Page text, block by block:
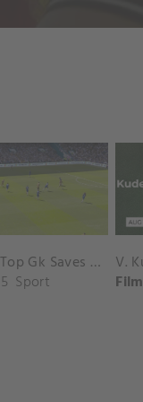
Chelsea Top Gk Saves vs. Crystal Palace
Sport
Film